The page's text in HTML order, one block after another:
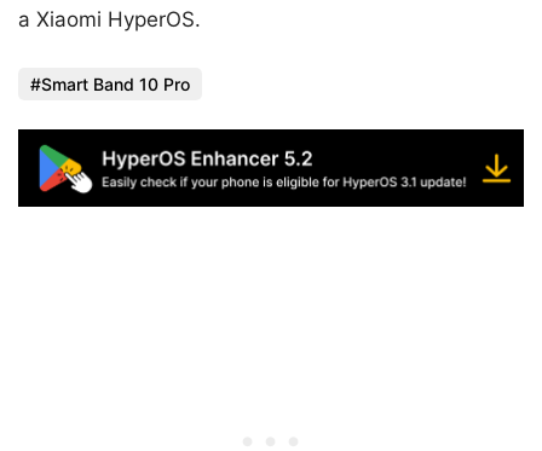
a Xiaomi HyperOS.
Smart Band 10 Pro